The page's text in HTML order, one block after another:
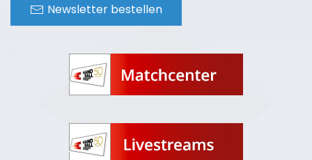
Newsletter bestellen